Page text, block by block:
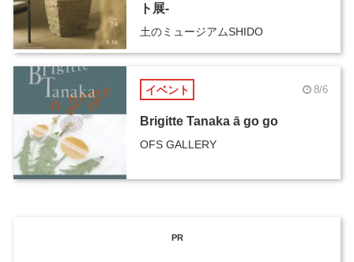
ト展-
土のミュージアムSHIDO
イベント 8/6
Brigitte Tanaka ā go go
OFS GALLERY
PR